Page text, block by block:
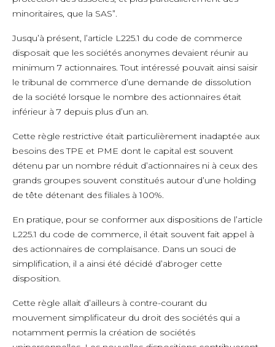
minoritaires, que la SAS”.
Jusqu’à présent, l’article L225.1 du code de commerce
disposait que les sociétés anonymes devaient réunir au
minimum 7 actionnaires. Tout intéressé pouvait ainsi saisir
le tribunal de commerce d’une demande de dissolution
de la société lorsque le nombre des actionnaires était
inférieur à 7 depuis plus d’un an.
Cette règle restrictive était particulièrement inadaptée aux
besoins des TPE et PME dont le capital est souvent
détenu par un nombre réduit d’actionnaires ni à ceux des
grands groupes souvent constitués autour d’une holding
de tête détenant des filiales à 100%.
En pratique, pour se conformer aux dispositions de l’article
L225.1 du code de commerce, il était souvent fait appel à
des actionnaires de complaisance. Dans un souci de
simplification, il a ainsi été décidé d’abroger cette
disposition.
Cette règle allait d’ailleurs à contre-courant du
mouvement simplificateur du droit des sociétés qui a
notamment permis la création de sociétés